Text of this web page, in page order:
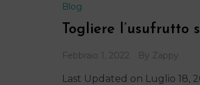
Blog
Togliere
Febbraio 1, 2022 By Zappy
Last Updated on Luglio 18,